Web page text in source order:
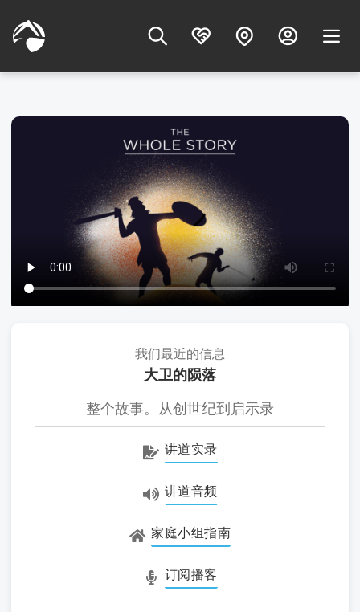
我们最近的信息
大卫的陨落
整个故事。从创世纪到启示录
讲道实录
讲道音频
家庭小组指南
订阅播客